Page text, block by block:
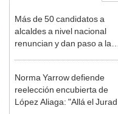
Más de 50 candidatos a
alcaldes a nivel nacional
renuncian y dan paso a la
Norma Yarrow defiende
reelección encubierta de
López Aliaga: "Allá el Jurado